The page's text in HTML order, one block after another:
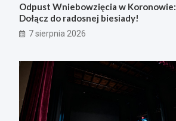
Odpust Wniebowzięcia w Koronowie:
Dołącz do radosnej biesiady!
7 sierpnia 2026